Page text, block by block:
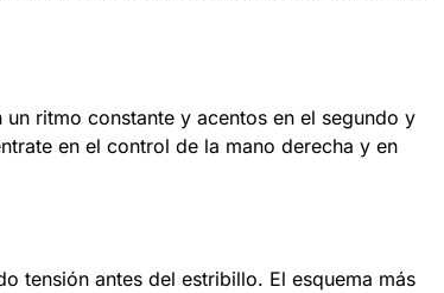
un ritmo constante y acentos en el segundo y
en el control de la mano derecha y en
tensión antes del estribillo. El esquema más